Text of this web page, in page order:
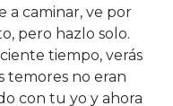
a caminar, ve por
pero hazlo solo.
tiempo, verás
temores no eran
con tu yo y ahora